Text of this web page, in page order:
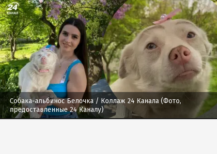
Собака-альбинос Белочка/ Коллаж 24 Канала (Фото,
предоставленные 24 Каналу)